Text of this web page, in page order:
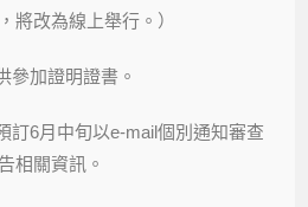
將改為線上舉行。）
參加證明證書。
訂6月中旬以e-mail個別通知審查
相關資訊。